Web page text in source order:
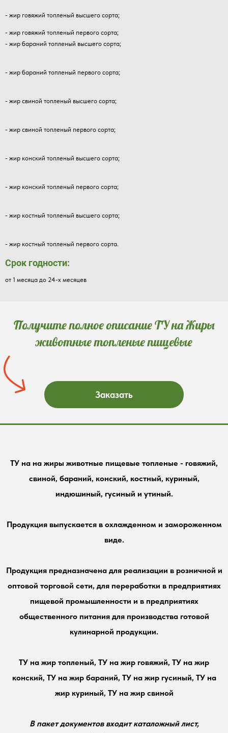
- жир говяжий топленый высшего сорта;
- жир говяжий топленый первого сорта;
- жир бараний топленый высшего сорта;
- жир бараний топленый первого сорта;
- жир свиной топленый высшего сорта;
- жир свиной топленый первого сорта;
- жир конский топленый высшего сорта;
- жир конский топленый первого сорта;
- жир костный топленый высшего сорта;
- жир костный топленый первого сорта.
Срок годности:
от 1 месяца до 24-х месяцев
Получите полное описание ТУ на Жиры
животные топленые пищевые
Заказать
ТУ на на жиры животные пищевые топленые - говяжий,
свиной, бараний, конский, костный, куриный,
индюшиный, гусиный и утиный.
Продукция выпускается в охлажденном и замороженном
виде.
Продукция предназначена для реализации в розничной и
оптовой торговой сети, для переработки в предприятиях
пищевой промышленности и в предприятиях
общественного питания для производства готовой
кулинарной продукции.
ТУ на жир топленый, ТУ на жир говяжий, ТУ на жир
конский, ТУ на жир бараний, ТУ на жир гусиный, ТУ на
жир куриный, ТУ на жир свиной
В пакет документов входит каталожный лист,